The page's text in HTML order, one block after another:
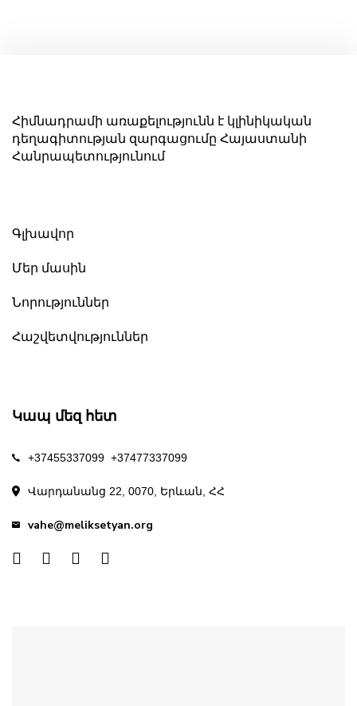
Հիմնադրամի առաքելությունն է կլինիկական
դեղագիտության զարգացումը Հայաստանի
Հանրապետությունում
Գլխավոր
Մեր մասին
Նորություններ
Հաշվետվություններ
Կապ մեզ հետ
+37455337099 +37477337099
Վարդանանց 22, 0070, Երևան, ՀՀ
vahe@meliksetyan.org